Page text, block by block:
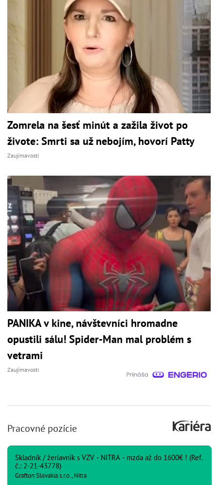
Zomrela na šesť minút a zažila život po
živote: Smrti sa už nebojím, hovorí Patty
Zaujímavosti
PANIKA v kine, návštevníci hromadne
opustili sálu! Spider-Man mal problém s
vetrami
Zaujímavosti
Pracovné pozície
Skladník / žeriavnik s VZV - NITRA - mzda až do 1600€ ! (Ref.
č.: 2-21-43778)
Grafton Slovakia s.r.o., Nitra